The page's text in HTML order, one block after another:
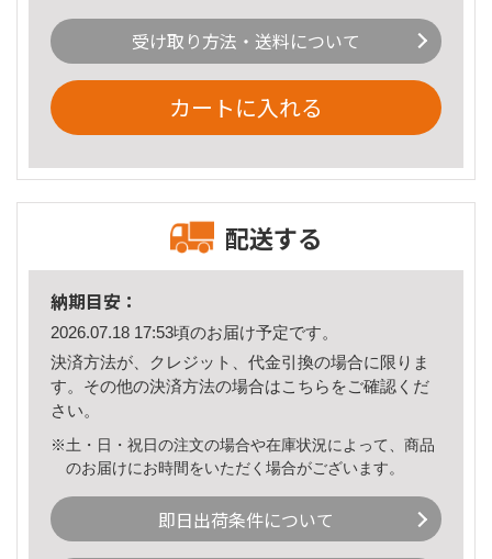
受け取り方法・送料について
カートに入れる
配送する
納期目安：
2026.07.18 17:53頃のお届け予定です。
決済方法が、クレジット、代金引換の場合に限りま
す。その他の決済方法の場合はこちら をご確認くだ
さい。
※土・日・祝日の注文の場合や在庫状況によって、商品
のお届けにお時間をいただく場合がございます。
即日出荷条件について